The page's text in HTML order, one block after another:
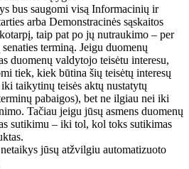
bus saugomi visą Informacinių ir
arba Demonstracinės sąskaitos
taip pat po jų nutraukimo – per
terminą. Jeigu duomenų
duomenų valdytojo teisėtu interesu,
tiek, kiek būtina šių teisėtų interesų
taikytinų teisės aktų nustatytų
pabaigos), bet ne ilgiau nei iki
Tačiau jeigu jūsų asmens duomenų
sutikimu – iki tol, kol toks sutikimas
jūsų atžvilgiu automatizuoto